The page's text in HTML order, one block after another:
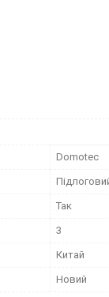
Domotec
Так
3
Китай
Новий